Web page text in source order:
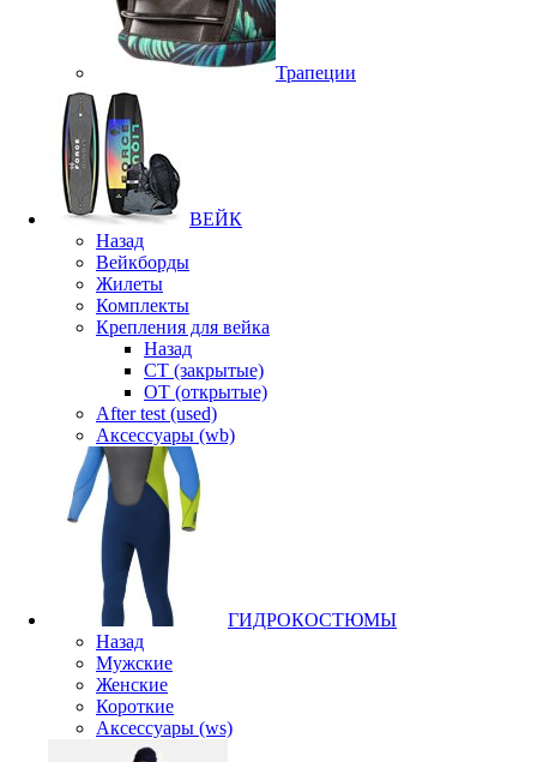
Трапеции
ВЕЙК
Назад
Вейкборды
Жилеты
Комплекты
Крепления для вейка
Назад
CT (закрытые)
OT (открытые)
After test (used)
Аксессуары (wb)
ГИДРОКОСТЮМЫ
Назад
Мужские
Женские
Короткие
Аксессуары (ws)